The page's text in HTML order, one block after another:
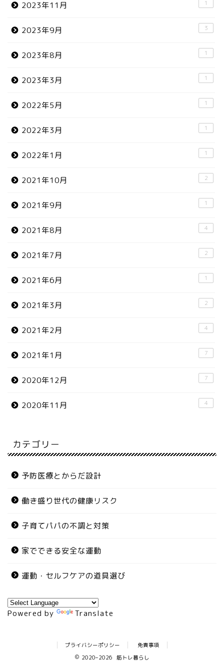
2023年11月 1
2023年9月 3
2023年8月 1
2023年3月 1
2022年5月 1
2022年3月 1
2022年1月 1
2021年10月 2
2021年9月 1
2021年8月 4
2021年7月 2
2021年6月 1
2021年3月 2
2021年2月 4
2021年1月 7
2020年12月 7
2020年11月 4
カテゴリー
予防医療とからだ設計
働き盛り世代の健康リスク
子育てパパの不調と対策
家でできる安全な運動
運動・セルフケアの道具選び
Powered by Translate
プライバシーポリシー
免責事項
2020–2026 筋トレ暮らし